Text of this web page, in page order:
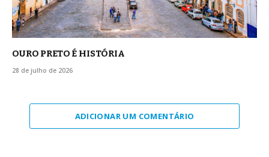
OURO PRETO É HISTÓRIA
28 de julho de 2026
ADICIONAR UM COMENTÁRIO